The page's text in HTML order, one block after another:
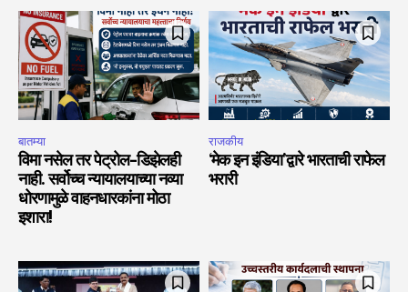
बातम्या
विमा नसेल तर पेट्रोल-डिझेलही
नाही. सर्वोच्च न्यायालयाच्या नव्या
धोरणामुळे वाहनधारकांना मोठा
इशारा!
राजकीय
‘मेक इन इंडिया’द्वारे भारताची राफेल
भरारी